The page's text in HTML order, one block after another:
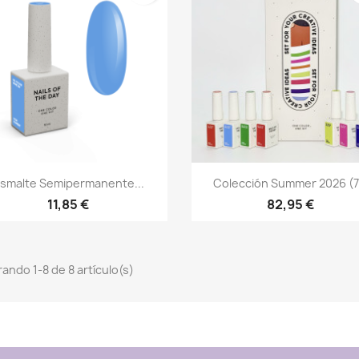
Vista rápida
Semipermanente...
11,85 €
Vista rápida
Colección Summer 2026
82,95 €
1-8 de 8 artículo(s)